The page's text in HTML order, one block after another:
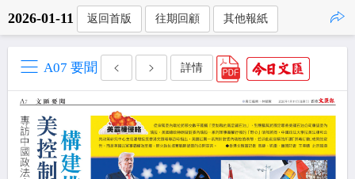
2026-01-11 返回首版 往期回顧 其他報紙
A07 要聞 詳情